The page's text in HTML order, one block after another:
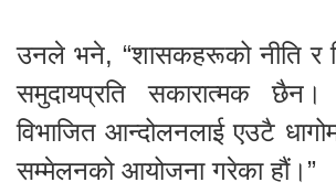
उनले भने, “शासकहरूको नीति र
समुदायप्रति सकारात्मक
विभाजित आन्दोलनलाई एउटै
सम्मेलनको आयोजना गरेका हौं।”